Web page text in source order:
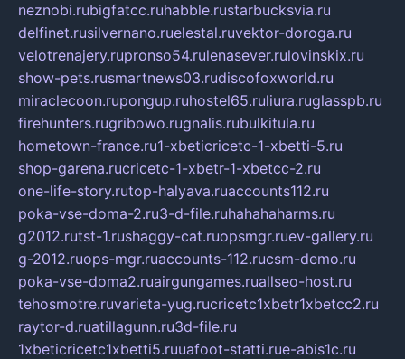
neznobi.rubigfatcc.ruhabble.rustarbucksvia.ru
delfinet.rusilvernano.ruelestal.ruvektor-doroga.ru
velotrenajery.rupronso54.rulenasever.rulovinskix.ru
show-pets.rusmartnews03.rudiscofoxworld.ru
miraclecoon.rupongup.ruhostel65.ruliura.ruglasspb.ru
firehunters.rugribowo.rugnalis.rubulkitula.ru
hometown-france.ru1-xbeticricetc-1-xbetti-5.ru
shop-garena.rucricetc-1-xbetr-1-xbetcc-2.ru
one-life-story.rutop-halyava.ruaccounts112.ru
poka-vse-doma-2.ru3-d-file.ruhahahaharms.ru
g2012.rutst-1.rushaggy-cat.ruopsmgr.ruev-gallery.ru
g-2012.ruops-mgr.ruaccounts-112.rucsm-demo.ru
poka-vse-doma2.ruairgungames.ruallseo-host.ru
tehosmotre.ruvarieta-yug.rucricetc1xbetr1xbetcc2.ru
raytor-d.ruatillagunn.ru3d-file.ru
1xbeticricetc1xbetti5.ruuafoot-statti.rue-abis1c.ru